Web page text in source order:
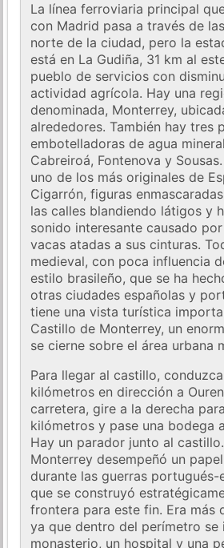
La línea ferroviaria principal
con Madrid pasa a través de
norte de la ciudad, pero la
está en La Gudiña, 31 km al
pueblo de servicios con
actividad agrícola. Hay una
denominada, Monterrey,
alrededores. También hay tres
embotelladoras de agua
Cabreiroá, Fontenova y
uno de los más originales de
Cigarrón, figuras
las calles blandiendo látigos y
sonido interesante causado
vacas atadas a sus cinturas.
medieval, con poca influencia
estilo brasileño, que se ha
otras ciudades españolas y
tiene una vista turística
Castillo de Monterrey, un
se cierne sobre el área urbana
Para llegar al castillo,
kilómetros en dirección a
carretera, gire a la derecha
kilómetros y pase una bodega
Hay un parador junto al
Monterrey desempeñó un
durante las guerras portugués-
que se construyó
frontera para este fin. Era más
ya que dentro del perímetro se
monasterio, un hospital y una